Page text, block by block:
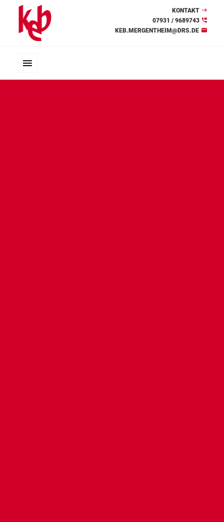
KONTAKT
07931 / 9689743
KEB.MERGENTHEIM@DRS.DE